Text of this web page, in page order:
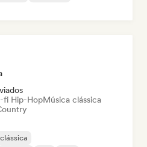
fi Hip-HopMúsica clássica